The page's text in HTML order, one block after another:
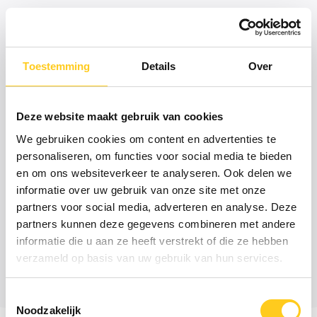
Toestemming Details Over
Deze website maakt gebruik van cookies
We gebruiken cookies om content en advertenties te
personaliseren, om functies voor social media te bieden
en om ons websiteverkeer te analyseren. Ook delen we
informatie over uw gebruik van onze site met onze
partners voor social media, adverteren en analyse. Deze
partners kunnen deze gegevens combineren met andere
informatie die u aan ze heeft verstrekt of die ze hebben
verzameld op basis van uw gebruik van hun services.
Noodzakelijk
Projectbeheersing Projectmanagement
Tooling